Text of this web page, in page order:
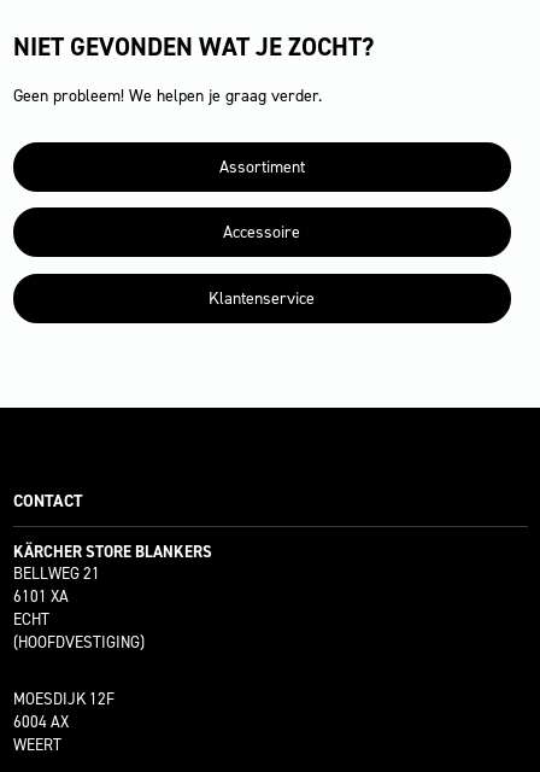
NIET GEVONDEN WAT JE ZOCHT?
Geen probleem! We helpen je graag verder.
Assortiment
Accessoire
Klantenservice
CONTACT
KÄRCHER STORE BLANKERS
BELLWEG 21
6101 XA
ECHT
(HOOFDVESTIGING)
MOESDIJK 12F
6004 AX
WEERT